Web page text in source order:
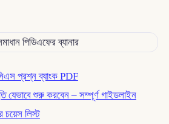
প্রশ্ন ব্যাংক PDF
যেভাবে শুরু করবেন – সম্পূর্ণ গাইডলাইন
চয়েস লিস্ট